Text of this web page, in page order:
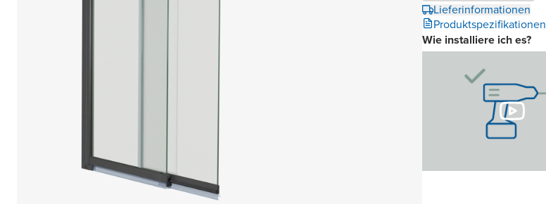
Lieferinformationen
Produktspezifikationen
Wie installiere ich es?